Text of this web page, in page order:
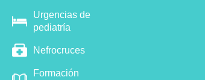
Urgencias de
pediatría
Nefrocruces
Formación